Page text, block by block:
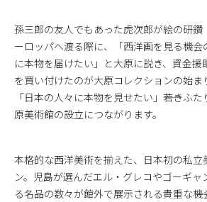
孫三郎の友人でもあった虎次郎が絵の研鑽
ーロッパへ渡る際に、「西洋画を見る機
に本物を届けたい」と大原に説き、資金援
を買い付けたのが大原コレクションの始ま
「日本の人々に本物を見せたい」――若きふ
原美術館の設立につながります。
本格的な西洋美術を揃えた、日本初の私立
ン。児島が選んだエル・グレコやゴーギャ
る名品の数々が館外で展示される貴重な機